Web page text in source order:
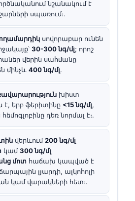
նշանակում է
սպառում։.
սովորաբար ունեն
30-300 նգ/մլ; որոշ
վերին սահմանը
մինչև 400 նգ/մլ.
խիստ
երբ ֆերիտինը <15 նգ/մլ,
հեմոգլոբինը դեռ նորմալ է։.
վերևում200 նգ/մլ
կամ300 նգ/մլ
մոտ հաճախ կապված է
լյարդի, ալկոհոլի
կամ վարակների հետ։.